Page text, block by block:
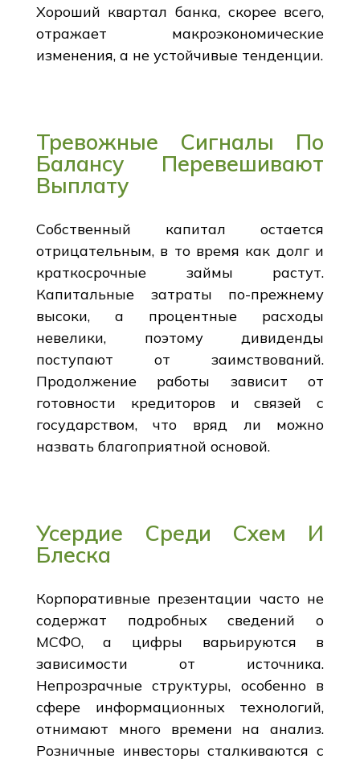
Хороший квартал банка, скорее всего,
отражает макроэкономические
изменения, а не устойчивые тенденции.
Тревожные Сигналы По
Балансу Перевешивают
Выплату
Собственный капитал остается
отрицательным, в то время как долг и
краткосрочные займы растут.
Капитальные затраты по-прежнему
высоки, а процентные расходы
невелики, поэтому дивиденды
поступают от заимствований.
Продолжение работы зависит от
готовности кредиторов и связей с
государством, что вряд ли можно
назвать благоприятной основой.
Усердие Среди Схем И
Блеска
Корпоративные презентации часто не
содержат подробных сведений о
МСФО, а цифры варьируются в
зависимости от источника.
Непрозрачные структуры, особенно в
сфере информационных технологий,
отнимают много времени на анализ.
Розничные инвесторы сталкиваются с